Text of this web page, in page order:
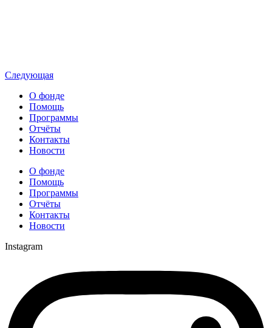
Следующая
О фонде
Помощь
Программы
Отчёты
Контакты
Новости
О фонде
Помощь
Программы
Отчёты
Контакты
Новости
Instagram